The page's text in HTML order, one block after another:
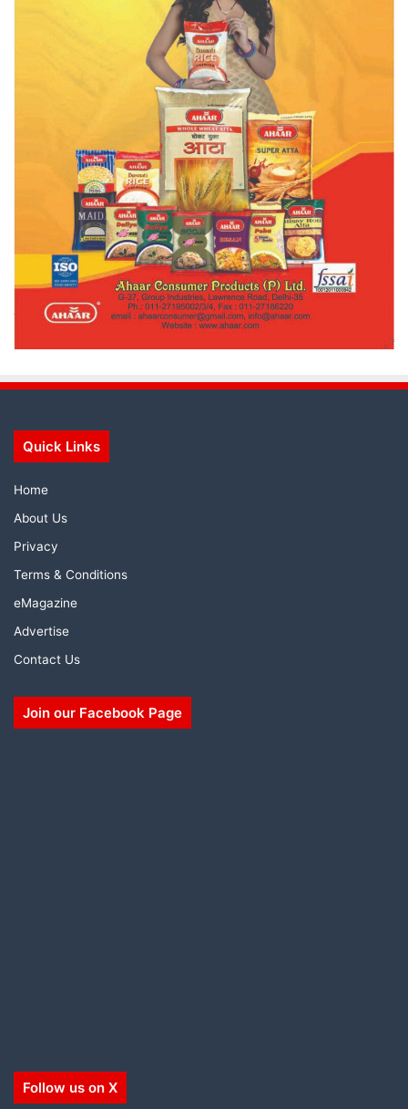
Quick Links
Home
About Us
Privacy
Terms & Conditions
eMagazine
Advertise
Contact Us
Join our Facebook Page
Follow us on X